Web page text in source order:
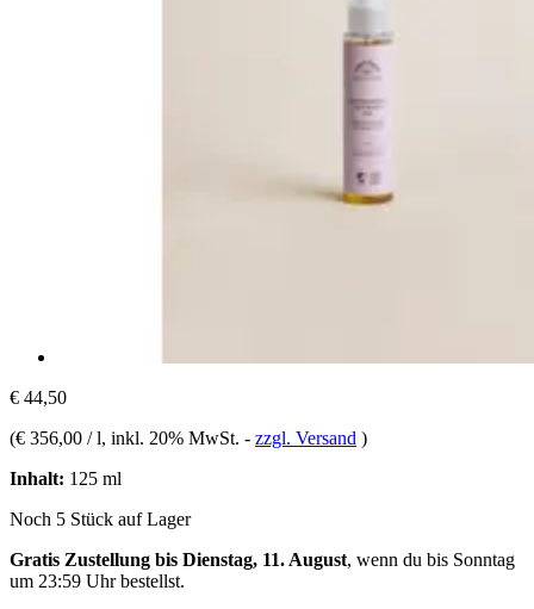
€ 44,50
(€ 356,00 / l, inkl. 20% MwSt. - zzgl. Versand )
Inhalt: 125 ml
Noch 5 Stück auf Lager
Gratis Zustellung bis Dienstag, 11. August, wenn du bis Sonntag
um 23:59 Uhrbestellst.